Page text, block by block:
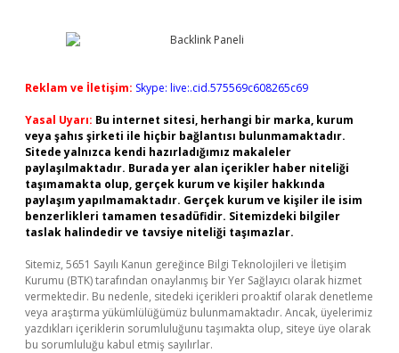
Reklam ve İletişim: Skype: live:.cid.575569c608265c69
Yasal Uyarı: Bu internet sitesi, herhangi bir marka, kurum
veya şahıs şirketi ile hiçbir bağlantısı bulunmamaktadır.
Sitede yalnızca kendi hazırladığımız makaleler
paylaşılmaktadır. Burada yer alan içerikler haber niteliği
taşımamakta olup, gerçek kurum ve kişiler hakkında
paylaşım yapılmamaktadır. Gerçek kurum ve kişiler ile isim
benzerlikleri tamamen tesadüfidir. Sitemizdeki bilgiler
taslak halindedir ve tavsiye niteliği taşımazlar.
Sitemiz, 5651 Sayılı Kanun gereğince Bilgi Teknolojileri ve İletişim
Kurumu (BTK) tarafından onaylanmış bir Yer Sağlayıcı olarak hizmet
vermektedir. Bu nedenle, sitedeki içerikleri proaktif olarak denetleme
veya araştırma yükümlülüğümüz bulunmamaktadır. Ancak, üyelerimiz
yazdıkları içeriklerin sorumluluğunu taşımakta olup, siteye üye olarak
bu sorumluluğu kabul etmiş sayılırlar.